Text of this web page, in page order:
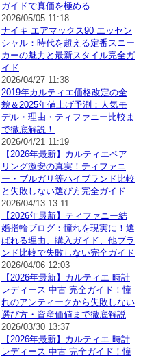
ガイドで真価を極める
2026/05/05 11:18
ナイキ エアマックス90 エッセン
シャル：時代を超える定番スニー
カーの魅力と最新スタイル完全ガ
イド
2026/04/27 11:38
2019年カルティエ価格改定の全
貌＆2025年値上げ予測：人気モ
デル・理由・ティファニー比較ま
で徹底解説！
2026/04/21 11:19
【2026年最新】カルティエペア
リング激安の真実！ティファニ
ー・ブルガリ等ハイブランド比較
と失敗しない選び方完全ガイド
2026/04/13 13:11
【2026年最新】ティファニー結
婚指輪ブログ：憧れを現実に！選
ばれる理由、購入ガイド、他ブラ
ンド比較で失敗しない完全ガイド
2026/04/06 12:03
【2026年最新】カルティエ 時計
レディース 中古 完全ガイド！憧
れのアンティークから失敗しない
選び方・資産価値まで徹底解説
2026/03/30 13:37
【2026年最新】カルティエ 時計
レディース 中古 完全ガイド！憧